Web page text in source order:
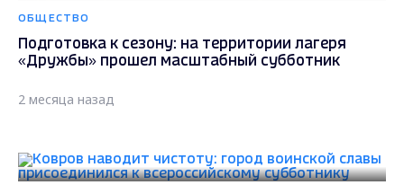
ОБЩЕСТВО
Подготовка к сезону: на территории лагеря
«Дружбы» прошел масштабный субботник
2 месяца назад